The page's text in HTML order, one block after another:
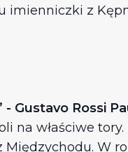
z
Gustavo Rossi
na właściwe
W